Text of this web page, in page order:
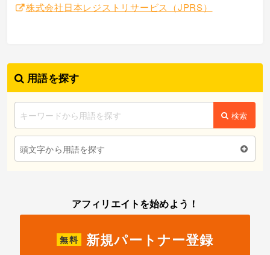
株式会社日本レジストリサービス（JPRS）
用語を探す
検索
頭文字から用語を探す
アフィリエイトを始めよう！
無料 新規パートナー登録